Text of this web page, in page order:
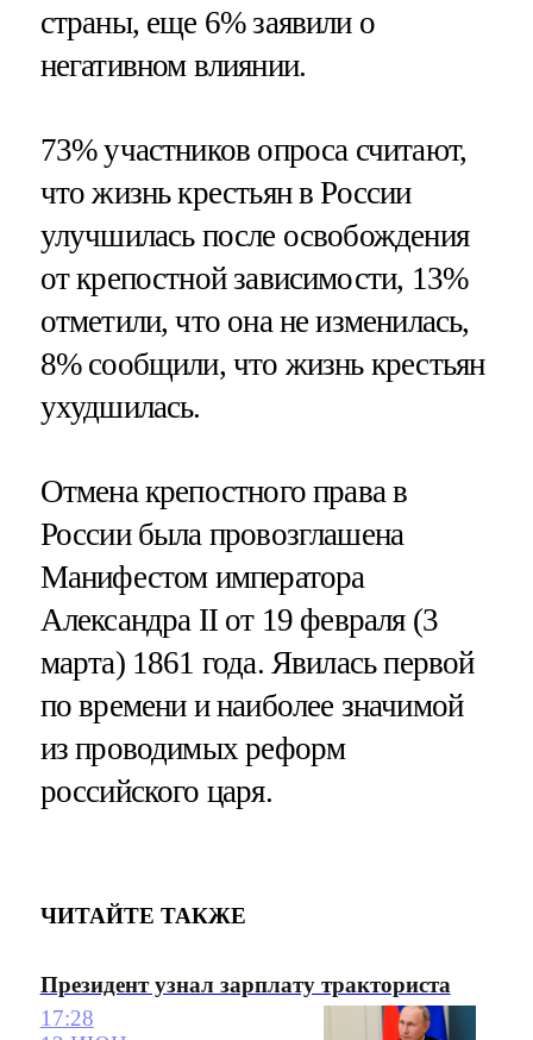
страны, еще 6% заявили о
негативном влиянии.
73% участников опроса считают,
что жизнь крестьян в России
улучшилась после освобождения
от крепостной зависимости, 13%
отметили, что она не изменилась,
8% сообщили, что жизнь крестьян
ухудшилась.
Отмена крепостного права в
России была провозглашена
Манифестом императора
Александра II от 19 февраля (3
марта) 1861 года. Явилась первой
по времени и наиболее значимой
из проводимых реформ
российского царя.
ЧИТАЙТЕ ТАКЖЕ
Президент узнал зарплату тракториста
17:28